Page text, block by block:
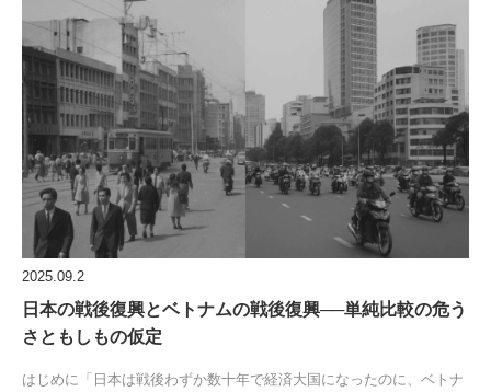
2025.09.2
日本の戦後復興とベトナムの戦後復興──単純比較の危う
さともしもの仮定
はじめに「日本は戦後わずか数十年で経済大国になったのに、ベトナ